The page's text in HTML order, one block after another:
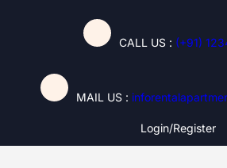
CALL US : (+91)
MAIL US :
Login/register